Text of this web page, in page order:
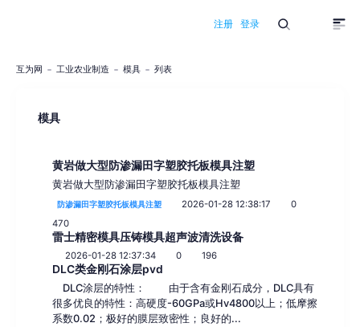
注册 登录
互为网 工业农业制造 模具 列表
模具
黄岩做大型防渗漏田字塑胶托板模具注塑
黄岩做大型防渗漏田字塑胶托板模具注塑
防渗漏田字塑胶托板模具注塑 2026-01-28 12:38:17
0
470
雷士精密模具压铸模具超声波清洗设备
2026-01-28 12:37:34 0 196
DLC类金刚石涂层pvd
DLC涂层的特性： 由于含有金刚石成分，DLC具有
很多优良的特性：高硬度-60GPa或Hv4800以上；低摩擦
系数0.02；极好的膜层致密性；良好的...